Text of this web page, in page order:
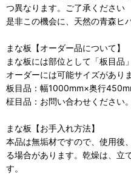
つ異なります。ご了承ください
是非この機会に、天然の青森ヒ
まな板【オーダー品について】
まな板には部位として「板目品
オーダーには可能サイズがありま
板目品：幅1000mm×奥行
柾目品：お問い合わせください。
まな板【お手入れ方法】
本品は無垢材ですので、使用後
る場合があります。乾燥は、立
す。